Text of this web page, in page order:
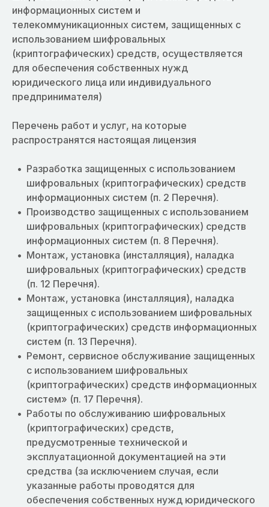
информационных систем и
телекоммуникационных систем, защищенных с
использованием шифровальных
(криптографических) средств, осуществляется
для обеспечения собственных нужд
юридического лица или индивидуального
предпринимателя)
Перечень работ и услуг, на которые
распространятся настоящая лицензия
Разработка защищенных с использованием
шифровальных (криптографических) средств
информационных систем (п. 2 Перечня).
Производство защищенных с использованием
шифровальных (криптографических) средств
информационных систем (п. 8 Перечня).
Монтаж, установка (инсталляция), наладка
шифровальных (криптографических) средств
(п. 12 Перечня).
Монтаж, установка (инсталляция), наладка
защищенных с использованием шифровальных
(криптографических) средств информационных
систем (п. 13 Перечня).
Ремонт, сервисное обслуживание защищенных
с использованием шифровальных
(криптографических) средств информационных
систем» (п. 17 Перечня).
Работы по обслуживанию шифровальных
(криптографических) средств,
предусмотренные технической и
эксплуатационной документацией на эти
средства (за исключением случая, если
указанные работы проводятся для
обеспечения собственных нужд юридического